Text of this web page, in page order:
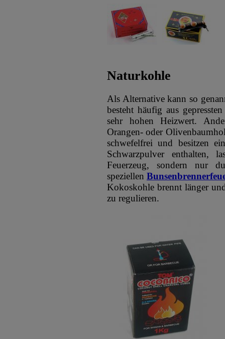
Naturkohle
Als Alternative kann so
besteht häufig aus
sehr hohen Heizwert.
Orangen- oder
schwefelfrei und besitzen
Schwarzpulver enthalten,
Feuerzeug, sondern nur
speziellen
Kokoskohle brennt länger
zu regulieren.